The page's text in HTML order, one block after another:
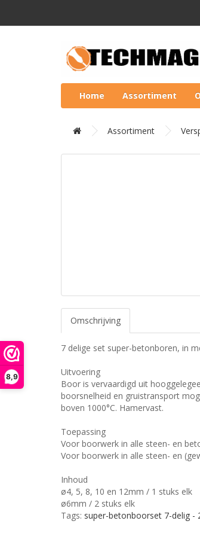
8,9
Home Assortiment
Assortiment
Omschrijving
7 delige set super-betonboren, in
Uitvoering
Boor is vervaardigd uit
boorsnelheid en gruistransport
boven 1000°C. Hamervast.
Toepassing
Voor boorwerk in alle steen- en
Voor boorwerk in alle steen- en
Inhoud
ø4, 5, 8, 10 en 12mm / 1 stuks elk
ø6mm / 2 stuks elk
Tags: super-betonboorset 7-delig -